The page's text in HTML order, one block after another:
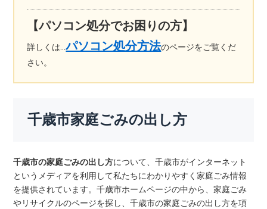
【パソコン処分でお困りの方】
詳しくは…パソコン処分方法のページをご覧くだ
さい。
千歳市家庭ごみの出し方
千歳市の家庭ごみの出し方について、千歳市がインターネット
というメディアを利用して私たちにわかりやすく家庭ごみ情報
を提供されています。千歳市ホームページの中から、家庭ごみ
やリサイクルのページを探し、千歳市の家庭ごみの出し方を項